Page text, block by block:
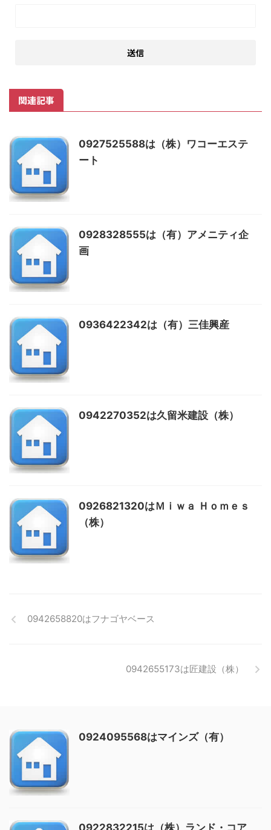
関連記事
0927525588は（株）ワコーエステ
ート
0928328555は（有）アメニティ企
画
0936422342は（有）三佳興産
0942270352は久留米建設（株）
0926821320はＭｉｗａ Ｈｏｍｅｓ
（株）
0942658820はフナゴヤベース
0942655173は匠建設（株）
0924095568はマインズ（有）
0922832215は（株）ランド・コア